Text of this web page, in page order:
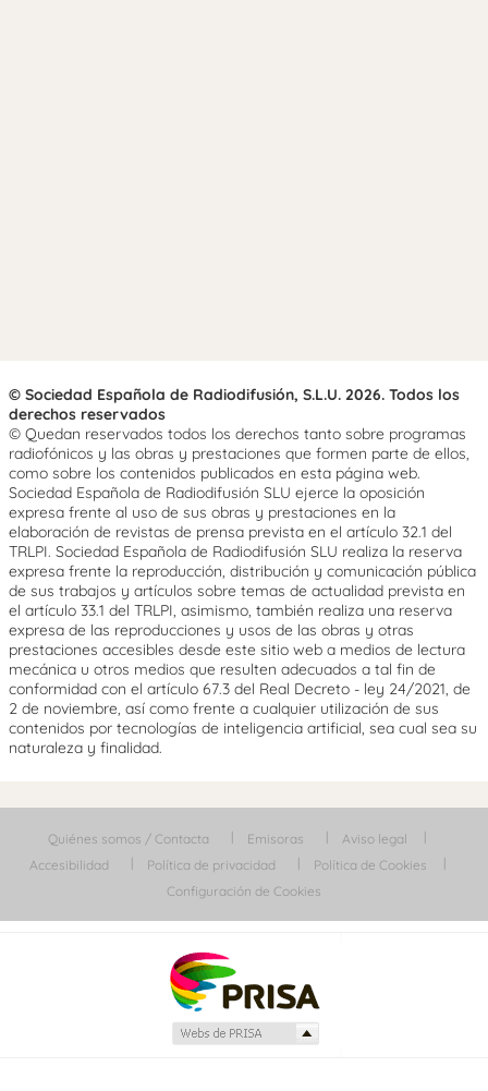
© Sociedad Española de Radiodifusión, S.L.U. 2026. Todos los
derechos reservados
© Quedan reservados todos los derechos tanto sobre programas
radiofónicos y las obras y prestaciones que formen parte de ellos,
como sobre los contenidos publicados en esta página web.
Sociedad Española de Radiodifusión SLU ejerce la oposición
expresa frente al uso de sus obras y prestaciones en la
elaboración de revistas de prensa prevista en el artículo 32.1 del
TRLPI. Sociedad Española de Radiodifusión SLU realiza la reserva
expresa frente la reproducción, distribución y comunicación pública
de sus trabajos y artículos sobre temas de actualidad prevista en
el artículo 33.1 del TRLPI, asimismo, también realiza una reserva
expresa de las reproducciones y usos de las obras y otras
prestaciones accesibles desde este sitio web a medios de lectura
mecánica u otros medios que resulten adecuados a tal fin de
conformidad con el artículo 67.3 del Real Decreto - ley 24/2021, de
2 de noviembre, así como frente a cualquier utilización de sus
contenidos por tecnologías de inteligencia artificial, sea cual sea su
naturaleza y finalidad.
Quiénes somos / Contacta Emisoras
Aviso legal
Accesibilidad
Política de privacidad
Política de Cookies
Configuración de Cookies